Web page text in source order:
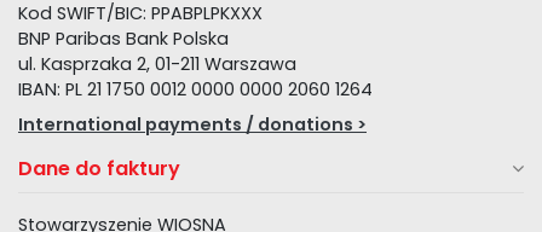
Kod SWIFT/BIC: PPABPLPKXXX
BNP Paribas Bank Polska
ul. Kasprzaka 2, 01-211 Warszawa
IBAN: PL 21 1750 0012 0000 0000 2060 1264
International payments / donations >
Dane do faktury
Stowarzyszenie WIOSNA